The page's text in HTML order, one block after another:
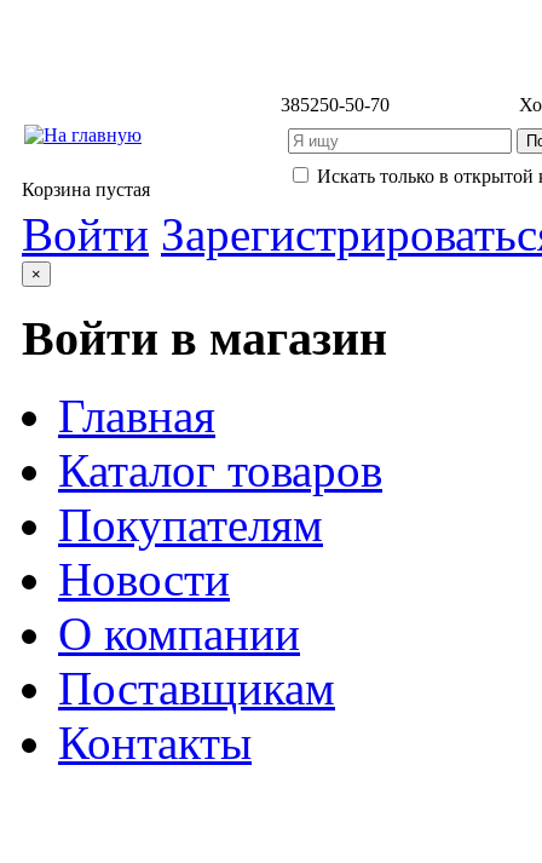
385250-50-70
Искать только в открытой
Корзина пустая
Войти
×
Войти в магазин
Главная
Каталог товаров
Покупателям
Новости
О компании
Поставщикам
Контакты